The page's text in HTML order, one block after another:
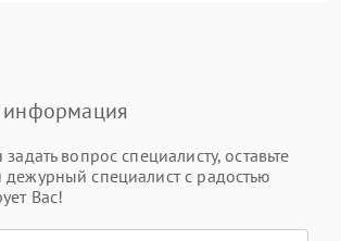
информация
задать вопрос специалисту, оставьте
специалист с радостью
Вас!